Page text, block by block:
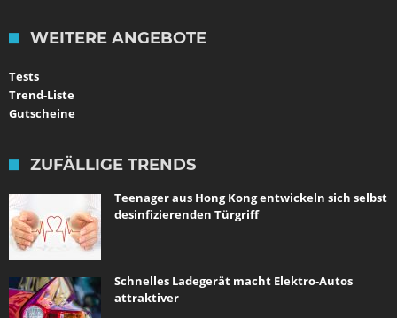
WEITERE ANGEBOTE
Tests
Trend-Liste
Gutscheine
ZUFÄLLIGE TRENDS
Teenager aus Hong Kong entwickeln sich selbst
desinfizierenden Türgriff
Schnelles Ladegerät macht Elektro-Autos
attraktiver